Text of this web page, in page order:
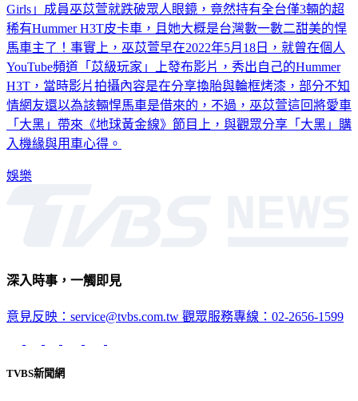
Girls」成員巫苡萱就跌破眾人眼鏡，竟然持有全台僅3輛的超
稀有Hummer H3T皮卡車，且她大概是台灣數一數二甜美的悍
馬車主了！事實上，巫苡萱早在2022年5月18日，就曾在個人
YouTube頻道「苡級玩家」上發布影片，秀出自己的Hummer
H3T，當時影片拍攝內容是在分享換胎與輪框烤漆，部分不知
情網友還以為該輛悍馬車是借來的，不過，巫苡萱這回將愛車
「大黑」帶來《地球黃金線》節目上，與觀眾分享「大黑」購
入機緣與用車心得。
娛樂
深入時事，一觸即見
意見反映：service@tvbs.com.tw 觀眾服務專線：02-2656-1599
TVBS新聞網